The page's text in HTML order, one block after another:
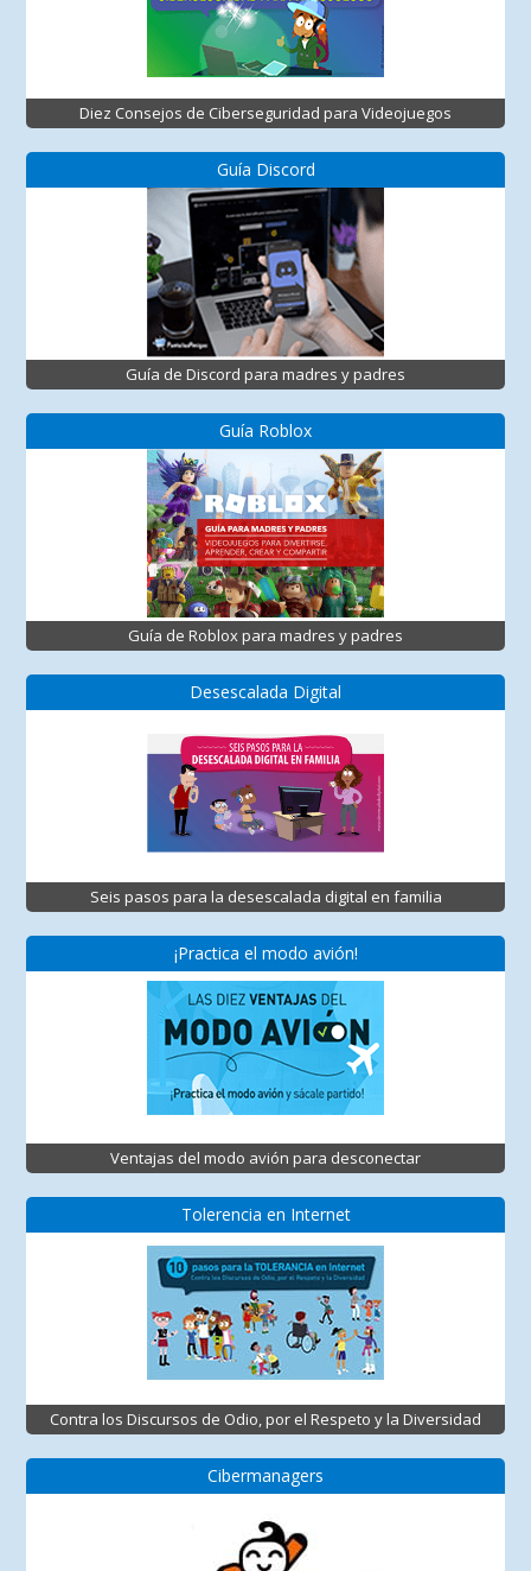
Diez Consejos de Ciberseguridad para Videojuegos
Guía Discord
Guía de Discord para madres y padres
Guía Roblox
Guía de Roblox para madres y padres
Desescalada Digital
Seis pasos para la desescalada digital en familia
¡Practica el modo avión!
Ventajas del modo avión para desconectar
Tolerencia en Internet
Contra los Discursos de Odio, por el Respeto y la Diversidad
Cibermanagers